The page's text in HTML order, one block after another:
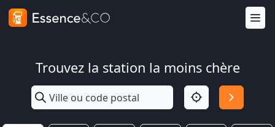
Trouvez la station la moins chère